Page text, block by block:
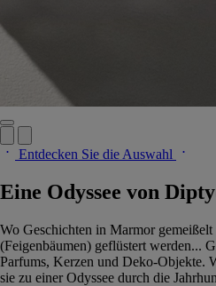
Entdecken Sie die Auswahl
Eine Odyssee von
Wo Geschichten in Marmor
(Feigenbäumen) geflüstert werden...
Parfums, Kerzen und Deko-Objekte.
sie zu einer Odyssee durch die